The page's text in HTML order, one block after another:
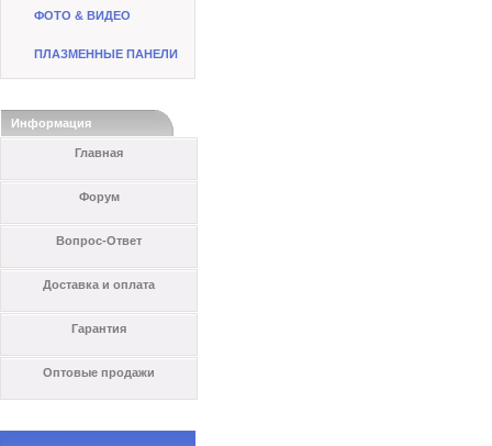
ФОТО & ВИДЕО
ПЛАЗМЕННЫЕ ПАНЕЛИ
Информация
Главная
Форум
Вопрос-Ответ
Доставка и оплата
Гарантия
Оптовые продажи